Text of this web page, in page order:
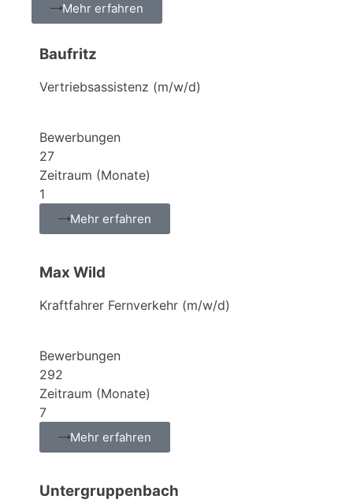
Mehr erfahren
Baufritz
Vertriebsassistenz (m/w/d)
Bewerbungen
27
Zeitraum (Monate)
1
Mehr erfahren
Max Wild
Kraftfahrer Fernverkehr (m/w/d)
Bewerbungen
292
Zeitraum (Monate)
7
Mehr erfahren
Untergruppenbach